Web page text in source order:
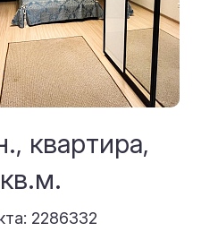
квартира,
2286332